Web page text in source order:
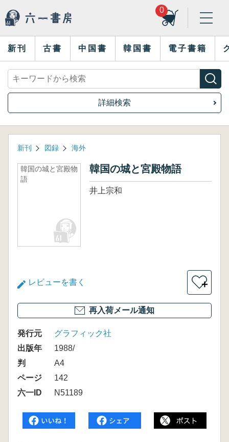
0
新刊 古書 中国書 韓国書 電子書籍
詳細検索
新刊 図録 海外
韓国の城と宮殿物
語
韓国の城と宮殿物語
井上宗和
レビューを書く ＋
再入荷メール通知
発行元
グラフィック社
出版年
1988/
判
A4
ページ
142
六一ID
N51189